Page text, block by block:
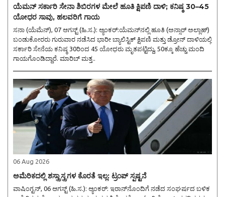
ಯೆಮನ್ ಸರ್ಕಾರಿ ಸೇನಾ ಶಿಬಿರಗಳ ಮೇಲೆ ಹೂತಿ ಕ್ಷಿಪಣಿ ದಾಳಿ; ಕನಿಷ್ಠ 30–45
ಯೋಧರ ಸಾವು, ಹಲವರಿಗೆ ಗಾಯ
ಸನಾ (ಯೆಮೆನ್), 07 ಆಗಸ್ಟ್ (ಹಿ.ಸ.): ಆ್ಯಂಕರ್:ಯೆಮನ್‌ನಲ್ಲಿ ಹೂತಿ (ಅನ್ಸಾರ್ ಅಲ್ಲಾಹ್)
ಬಂಡುಕೋರರು ಗುರುವಾರ ನಡೆಸಿದ ಭಾರೀ ಬ್ಯಾಲಿಸ್ಟಿಕ್ ಕ್ಷಿಪಣಿ ಮತ್ತು ಡ್ರೋನ್ ದಾಳಿಯಲ್ಲಿ
ಸರ್ಕಾರಿ ಸೇನೆಯ ಕನಿಷ್ಠ 30ರಿಂದ 45 ಯೋಧರು ಮೃತಪಟ್ಟಿದ್ದು, 50ಕ್ಕೂ ಹೆಚ್ಚು ಮಂದಿ
ಗಾಯಗೊಂಡಿದ್ದಾರೆ. ಮಾರಿಬ್ ಮತ್ತ..
06 Aug 2026
ಅಮೆರಿಕದಲ್ಲಿ ಶಸ್ತ್ರಾಸ್ತ್ರಗಳ ಕೊರತೆ ಇಲ್ಲ: ಟ್ರಂಪ್ ಸ್ಪಷ್ಟನೆ
ವಾಷಿಂಗ್ಟನ್, 06 ಆಗಸ್ಟ್ (ಹಿ.ಸ.): ಆ್ಯಂಕರ್: ಇರಾನ್‌ನೊಂದಿಗೆ ನಡೆದ ಸಂಘರ್ಷದ ಬಳಿಕ